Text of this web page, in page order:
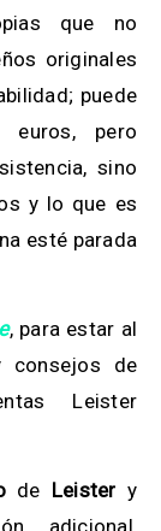
que no
originales
puede
euros, pero
sino
y lo que es
esté parada
, para estar al
consejos de
Leister
de Leister y
adicional,